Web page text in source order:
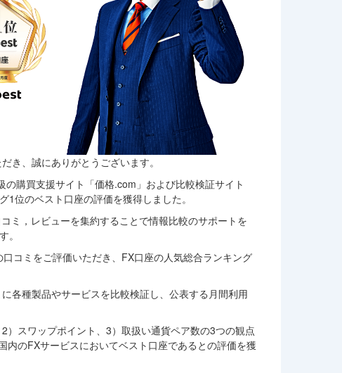
き、誠にありがとうございます。
購買支援サイト「価格.com」および比較検証サイト
1位のベスト口座の評価を獲得しました。
ミ，レビューを集約することで情報比較のサポートを
コミをご評価いただき、FX口座の人気総合ランキング
各種製品やサービスを比較検証し、公表する月間利用
スワップポイント、3）取扱い通貨ペア数の3つの観点
のFXサービスにおいてベスト口座であるとの評価を獲